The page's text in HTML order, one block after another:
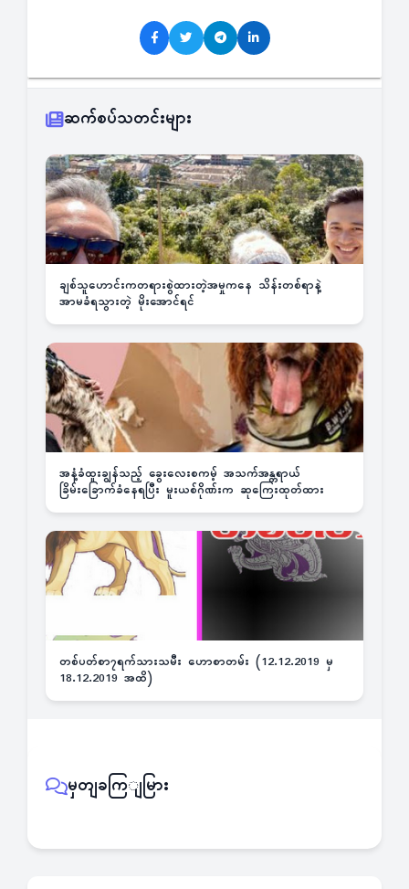
ဆက်စပ်သတင်းများ
ချစ်သူဟောင်းကတရားစွဲထားတဲ့အမှုကနေ သိန်းတစ်ရာနဲ့
အာမခံရသွားတဲ့ မိုးအောင်ရင်
အနံ့ခံထူးချွန်သည့် ခွေးလေးစကမ့် အသက်အန္တရာယ်
ခြိမ်းခြောက်ခံနေရပြီး မူးယစ်ဂိုဏ်းက ဆုကြေးထုတ်ထား
တစ်ပတ်စာ၇ရက်သားသမီး ဟောစာတမ်း (12.12.2019 မှ
18.12.2019 အထိ)
မှတျခကြျမြား